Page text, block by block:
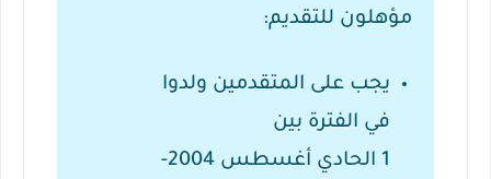
مؤهلون للتقديم:
يجب على المتقدمين ولدوا
في الفترة بين
1 الحادي أغسطس 2004-